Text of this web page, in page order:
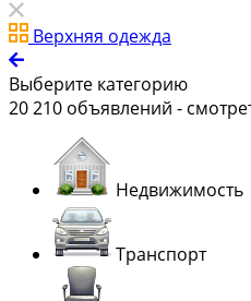
Верхняя одежда
Выберите категорию
20 210 объявлений -
Недвижимость
Транспорт